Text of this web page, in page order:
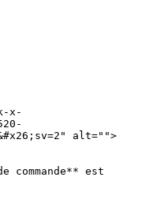
x-
alt="">
est